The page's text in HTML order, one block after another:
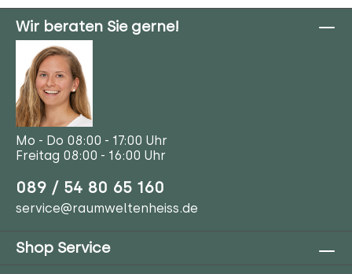
Wir beraten Sie gerne!
Mo - Do 08:00 - 17:00 Uhr
Freitag 08:00 - 16:00 Uhr
089 / 54 80 65 160
service@raumweltenheiss.de
Shop Service